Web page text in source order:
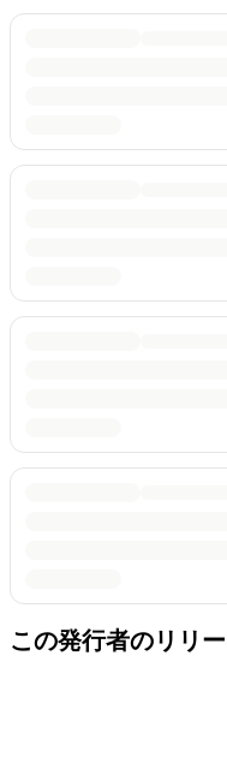
この発行者のリリ